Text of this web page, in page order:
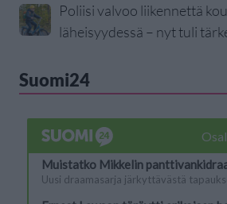
Poliisi valvoo liikennettä
läheisyydessä – nyt tuli
Suomi24